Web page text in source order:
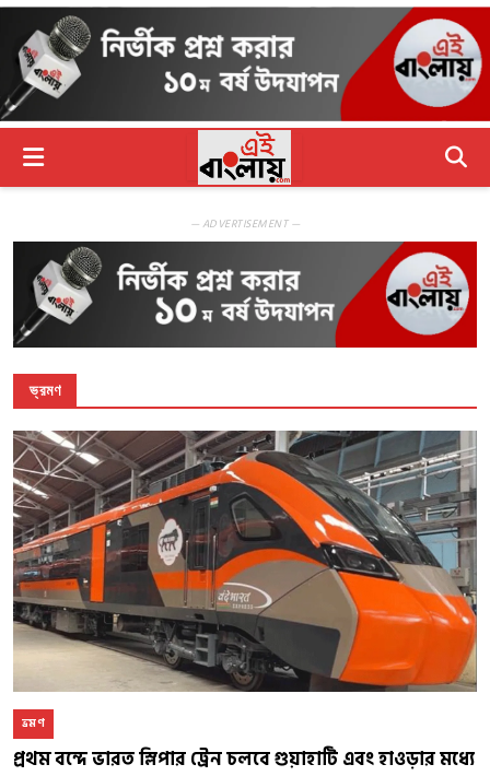
— ADVERTISEMENT —
ভ্রমণ
ভ্রমণ
প্রথম বন্দে ভারত স্লিপার ট্রেন চলবে গুয়াহাটি এবং হাওড়ার মধ্যে